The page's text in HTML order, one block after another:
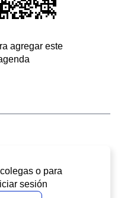
agregar este
o para
sesión